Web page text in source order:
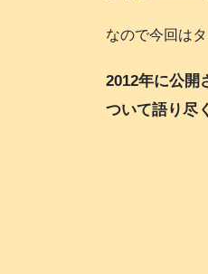
なので今回は
2012年に公開
ついて語り尽